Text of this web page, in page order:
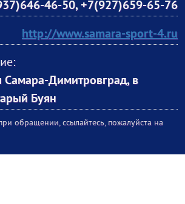
46-50,+7(927)659-65-76
http://www.samara-sport-4.ru
Самара-Димитровград, в
Буян
обращении, ссылайтесь, пожалуйста на